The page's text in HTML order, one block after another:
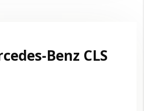
Benz CLS